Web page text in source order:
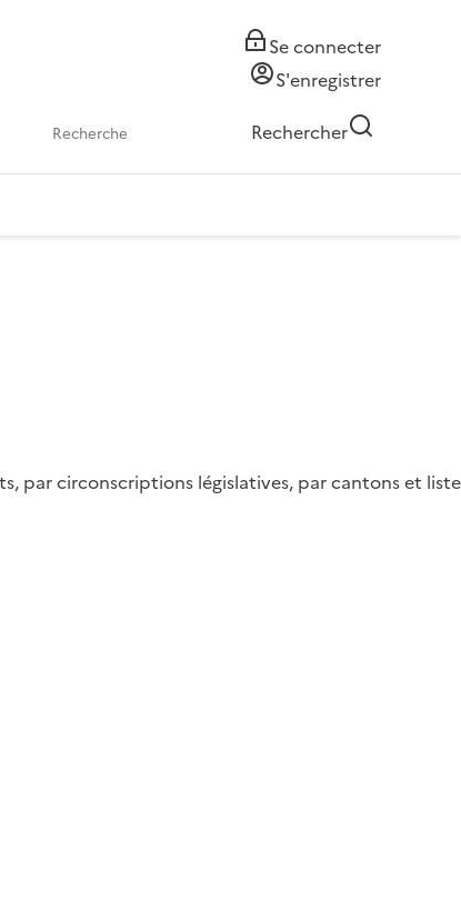
Se connecter
S'enregistrer
Rechercher
par circonscriptions législatives, par cantons et liste